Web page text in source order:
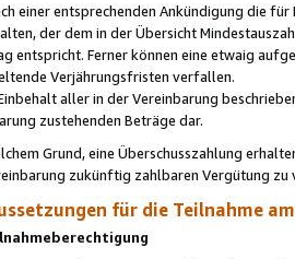
einer entsprechenden Ankündigung die
der dem in der Übersicht
entspricht. Ferner können eine etwaig
Verjährungsfristen verfallen.
aller in der Vereinbarung
zustehenden Beträge dar.
Grund, eine Überschusszahlung
zukünftig zahlbaren Vergütung zu
für die Teilnahme